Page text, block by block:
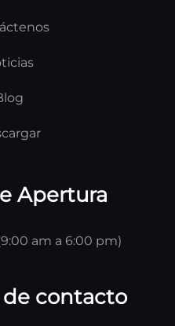
Apertura
am a 6:00 pm)
contacto